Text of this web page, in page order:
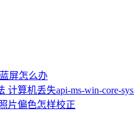
屏怎么办
计算机丢失api-ms-win-core-
片偏色怎样校正